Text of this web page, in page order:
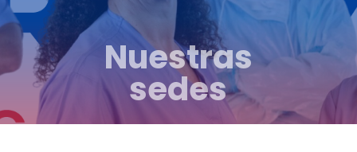
Nuestras
sedes